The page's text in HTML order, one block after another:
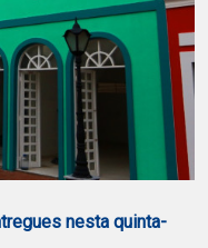
nesta quinta-